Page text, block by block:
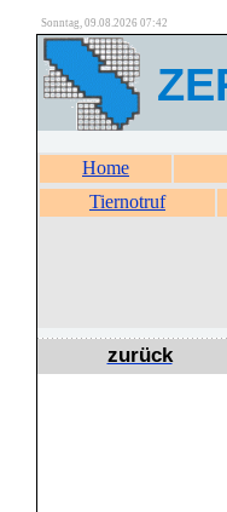
Sonntag, 09.08.2026 07:42
Home
Tiernotruf
zurück